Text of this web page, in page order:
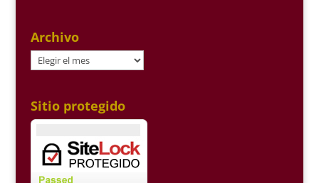
Archivo
Archivo
Sitio protegido